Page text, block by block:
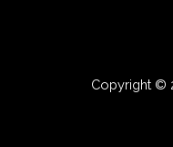
Copyright ©